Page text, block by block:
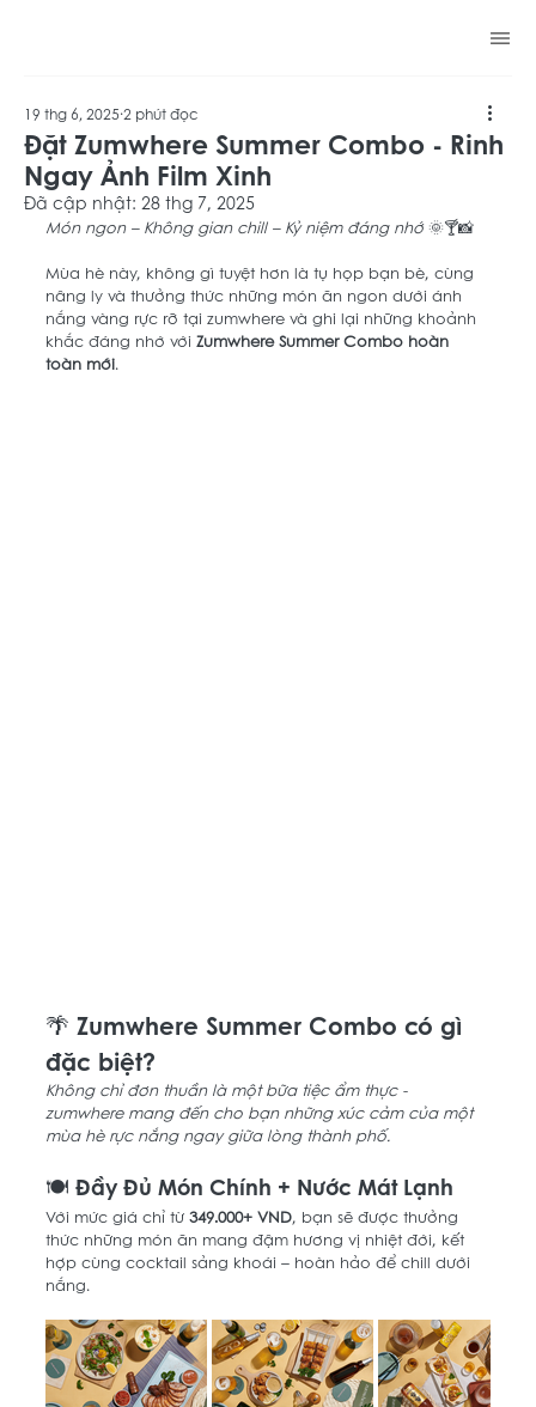
Đặt Zumwhere Summer Combo - Rinh
Ngay Ảnh Film Xinh
19 thg 6, 2025 2 phút đọc
Đã cập nhật: 28 thg 7, 2025
Món ngon – Không gian chill – Kỷ niệm đáng nhớ 🌞🍸📸
Mùa hè này, không gì tuyệt hơn là tụ họp bạn bè, cùng
nâng ly và thưởng thức những món ăn ngon dưới ánh
nắng vàng rực rỡ tại zumwhere và ghi lại những khoảnh
khắc đáng nhớ với Zumwhere Summer Combo hoàn
toàn mới.
🌴 Zumwhere Summer Combo có gì
đặc biệt?
Không chỉ đơn thuần là một bữa tiệc ẩm thực -
zumwhere mang đến cho bạn những xúc cảm của một
mùa hè rực nắng ngay giữa lòng thành phố.
🍽️ Đầy Đủ Món Chính + Nước Mát Lạnh
Với mức giá chỉ từ 349.000+ VND, bạn sẽ được thưởng
thức những món ăn mang đậm hương vị nhiệt đới, kết
hợp cùng cocktail sảng khoái – hoàn hảo để chill dưới
nắng.